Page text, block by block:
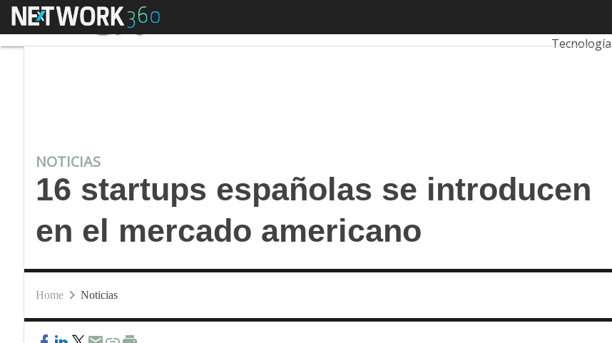
Menú
Tecnología
NOTICIAS
16 startups españolas se introducen
en el mercado americano
Home Noticias